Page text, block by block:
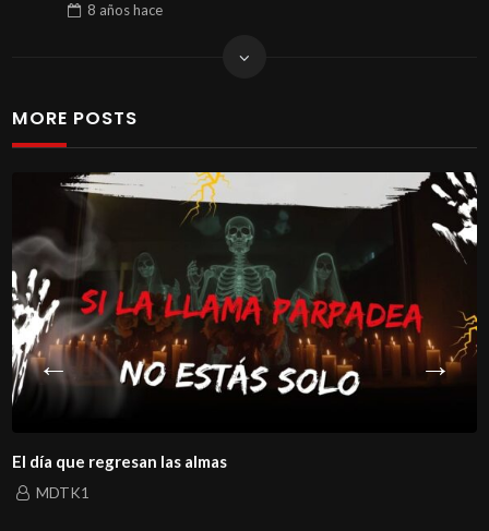
8 añoshace
MORE POSTS
El día que regresan las almas
MDTK1